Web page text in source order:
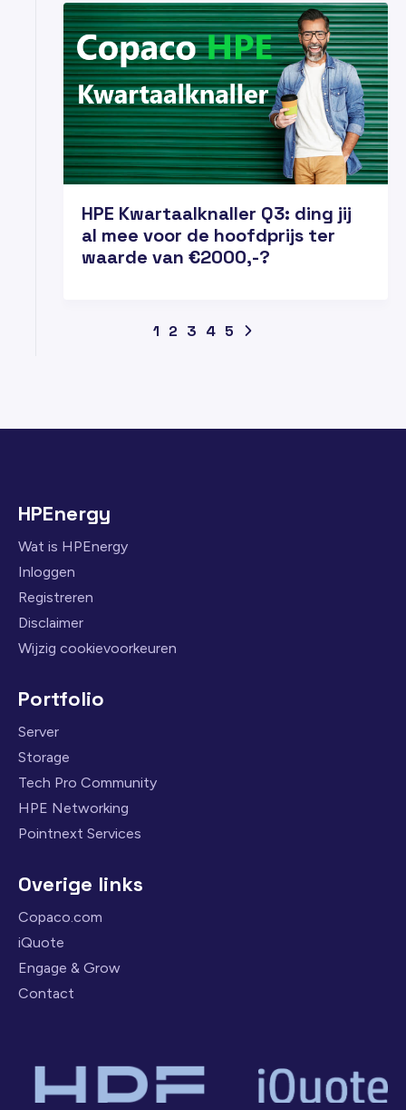
HPE Kwartaalknaller Q3: ding jij
al mee voor de hoofdprijs ter
waarde van €2000,-?
1 2 3 4 5
HPEnergy
Wat is HPEnergy
Inloggen
Registreren
Disclaimer
Wijzig cookievoorkeuren
Portfolio
Server
Storage
Tech Pro Community
HPE Networking
Pointnext Services
Overige links
Copaco.com
iQuote
Engage & Grow
Contact